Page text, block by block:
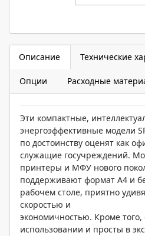
Описание Технические
Опции Расходные
Эти компактные,
энергоэффективные модели
по достоинству оценят как
служащие госучреждений.
принтеры и МФУ нового
поддерживают формат A4 и
рабочем столе, приятно
скоростью и
экономичностью. Кроме
использовании и просты в